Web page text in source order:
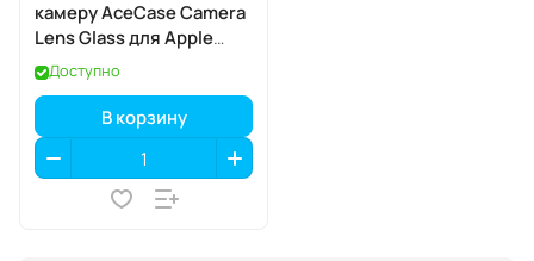
камеру AceCase Camera
Lens Glass для Apple
iPhone 17 Pro / 17 Pro Max
Доступно
В корзину